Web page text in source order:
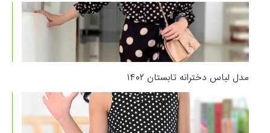
مدل لباس دخترانه تابستان ۱۴۰۲